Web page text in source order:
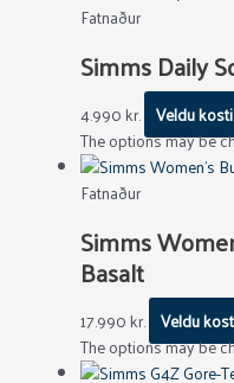
Fatnaður
Simms Daily
4.990kr. Veldu kosti
The options may be
Fatnaður
Simms
Basalt
17.990kr. Veldu
The options may be